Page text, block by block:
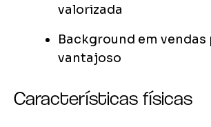
valorizada
Background em vendas
vantajoso
Características físicas